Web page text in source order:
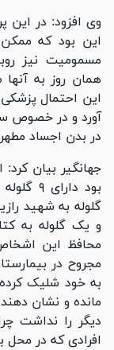
وی افزود: در این
این بود که
مسمومیت نیز
همان روز به آنها
این احتمال
آورد و در خصوص
در بدن اجساد
جهانگیر بیان
گلوله به شهید
و یک گلوله به
محافظ این
مجروح در
به خود شلیک
مانده و نشان
دیگر را نداشت
افرادی که در محل